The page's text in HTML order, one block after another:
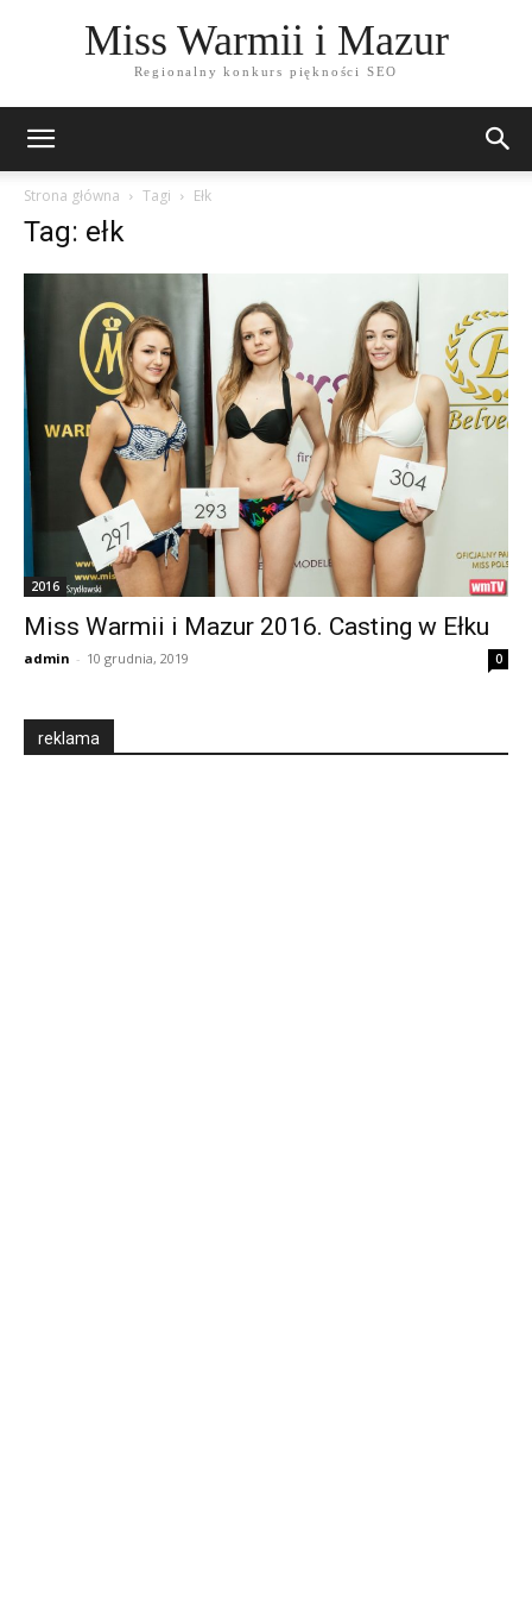
Miss Warmii i Mazur
Regionalny konkurs piękności SEO
Strona główna Tagi Ełk
Tag: ełk
2016
Miss Warmii i Mazur 2016. Casting w Ełku
admin - 10 grudnia, 2019 0
reklama